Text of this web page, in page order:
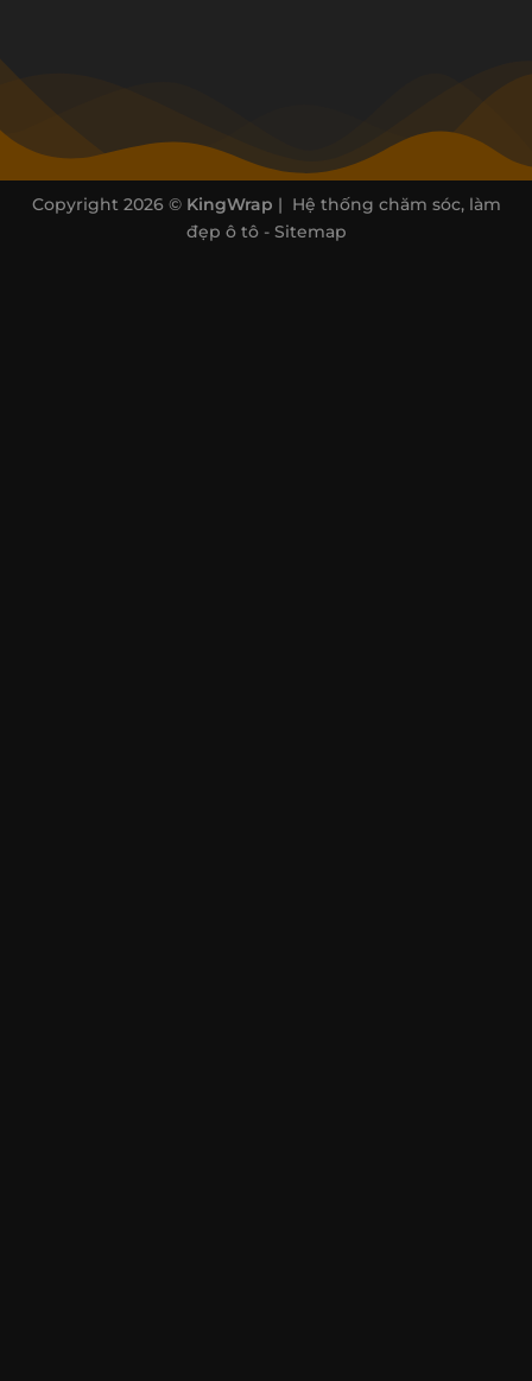
Copyright 2026 © KingWrap | Hệ thống chăm sóc, làm
đẹp ô tô - Sitemap